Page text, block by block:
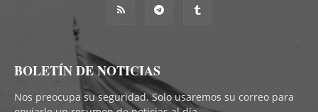
BOLETÍN DE NOTICIAS
Nos preocupa su seguridad. Solo usaremos su correo para